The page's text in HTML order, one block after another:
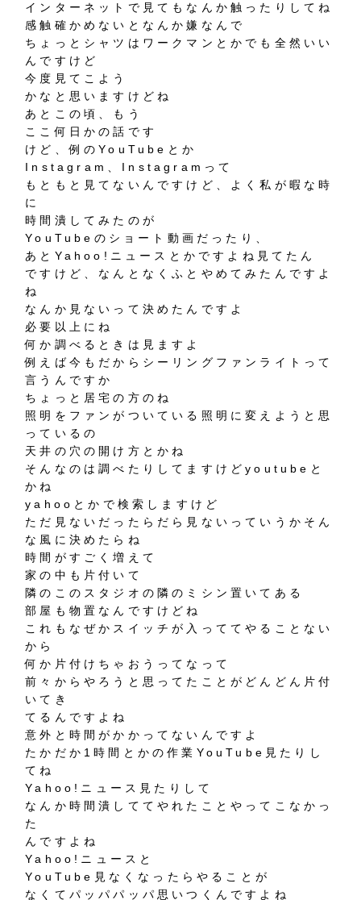
インターネットで見てもなんか触ったりしてね
感触確かめないとなんか嫌なんで
ちょっとシャツはワークマンとかでも全然いい
んですけど
今度見てこよう
かなと思いますけどね
あとこの頃、もう
ここ何日かの話です
けど、例のYouTubeとか
Instagram、Instagramって
もともと見てないんですけど、よく私が暇な時
に
時間潰してみたのが
YouTubeのショート動画だったり、
あとYahoo!ニュースとかですよね見てたん
ですけど、なんとなくふとやめてみたんですよ
ね
なんか見ないって決めたんですよ
必要以上にね
何か調べるときは見ますよ
例えば今もだからシーリングファンライトって
言うんですか
ちょっと居宅の方のね
照明をファンがついている照明に変えようと思
っているの
天井の穴の開け方とかね
そんなのは調べたりしてますけどyoutubeと
かね
yahooとかで検索しますけど
ただ見ないだったらだら見ないっていうかそん
な風に決めたらね
時間がすごく増えて
家の中も片付いて
隣のこのスタジオの隣のミシン置いてある
部屋も物置なんですけどね
これもなぜかスイッチが入っててやることない
から
何か片付けちゃおうってなって
前々からやろうと思ってたことがどんどん片付
いてき
てるんですよね
意外と時間がかかってないんですよ
たかだか1時間とかの作業YouTube見たりし
てね
Yahoo!ニュース見たりして
なんか時間潰しててやれたことやってこなかっ
た
んですよね
Yahoo!ニュースと
YouTube見なくなったらやることが
なくてパッパパッパ思いつくんですよね